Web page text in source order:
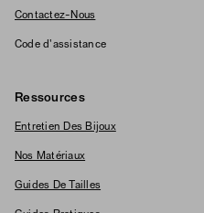
Contactez-Nous
Code d'assistance
Ressources
Entretien Des Bijoux
Nos Matériaux
Guides De Tailles